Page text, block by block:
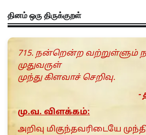
தினம் ஒரு திருக்குறள்
715. நன்றென்ற வற்றுள்ளும்
முதுவருள்
முந்து கிளவாச் செறிவு.
-
மு.வ. விளக்கம்:
அறிவு மிகுந்தவரிடையே